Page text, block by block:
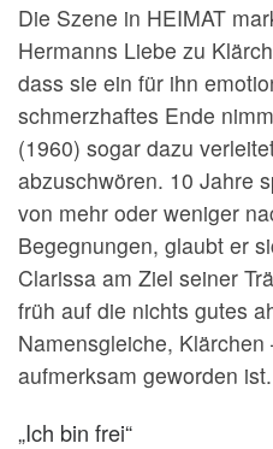
Die Szene in HEIMAT
Hermanns Liebe zu
dass sie ein für ihn
schmerzhaftes Ende
(1960) sogar dazu
abzuschwören. 10 Jahre
von mehr oder weniger
Begegnungen, glaubt er
Clarissa am Ziel seiner
früh auf die nichts gutes
Namensgleiche,
aufmerksam geworden ist.
„Ich bin frei“